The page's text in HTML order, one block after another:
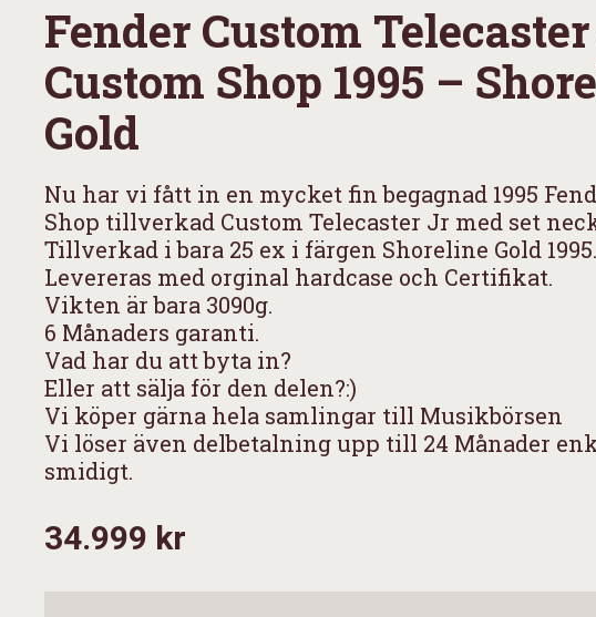
Fender Custom
Custom Shop 1995 –
Gold
Nu har vi fått in en mycket fin begagnad 1995
Shop tillverkad Custom Telecaster Jr med set
Tillverkad i bara 25 ex i färgen Shoreline Gold 1995.
Levereras med orginal hardcase och Certifikat.
Vikten är bara 3090g.
6 Månaders garanti.
Vad har du att byta in?
Eller att sälja för den delen?:)
Vi köper gärna hela samlingar till Musikbörsen
Vi löser även delbetalning upp till 24 Månader
smidigt.
34.999 kr